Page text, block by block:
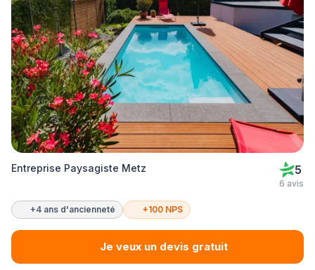
Entreprise Paysagiste Metz 5
6 avis
+4 ans d'ancienneté +100 NPS
Je veux un devis gratuit